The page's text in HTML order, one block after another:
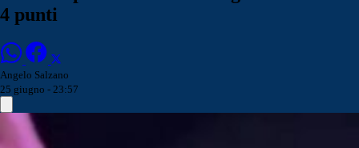
4 punti
Angelo Salzano
25 giugno - 23:57